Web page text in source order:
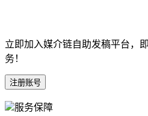
立即加入媒介链自助发稿平台，
务！
服务保障